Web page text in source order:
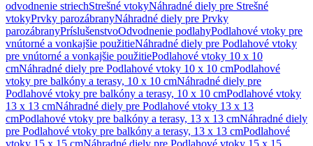
odvodnenie striechStrešné vtokyNáhradné diely pre Strešné
vtokyPrvky parozábranyNáhradné diely pre Prvky
parozábranyPríslušenstvoOdvodnenie podlahyPodlahové vtoky pre
vnútorné a vonkajšie použitieNáhradné diely pre Podlahové vtoky
pre vnútorné a vonkajšie použitiePodlahové vtoky 10 x 10
cmNáhradné diely pre Podlahové vtoky 10 x 10 cmPodlahové
vtoky pre balkóny a terasy, 10 x 10 cmNáhradné diely pre
Podlahové vtoky pre balkóny a terasy, 10 x 10 cmPodlahové vtoky
13 x 13 cmNáhradné diely pre Podlahové vtoky 13 x 13
cmPodlahové vtoky pre balkóny a terasy, 13 x 13 cmNáhradné diely
pre Podlahové vtoky pre balkóny a terasy, 13 x 13 cmPodlahové
vtoky 15 x 15 cmNáhradné diely pre Podlahové vtoky 15 x 15